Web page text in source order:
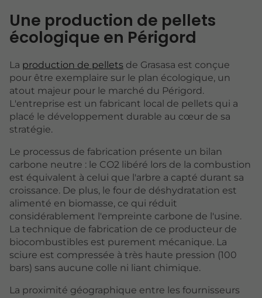
Une production de pellets
écologique en Périgord
La production de pellets de Grasasa est conçue
pour être exemplaire sur le plan écologique, un
atout majeur pour le marché du Périgord.
L'entreprise est un fabricant local de pellets qui a
placé le développement durable au cœur de sa
stratégie.
Le processus de fabrication présente un bilan
carbone neutre : le CO2 libéré lors de la combustion
est équivalent à celui que l'arbre a capté durant sa
croissance. De plus, le four de déshydratation est
alimenté en biomasse, ce qui réduit
considérablement l'empreinte carbone de l'usine.
La technique de fabrication de ce producteur de
biocombustibles est purement mécanique. La
sciure est compressée à très haute pression (100
bars) sans aucune colle ni liant chimique.
La proximité géographique entre les fournisseurs